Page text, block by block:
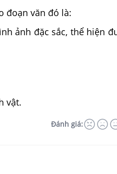
đoạn văn đó là:
ảnh đặc sắc, thể hiện
vật.
Đánh giá: